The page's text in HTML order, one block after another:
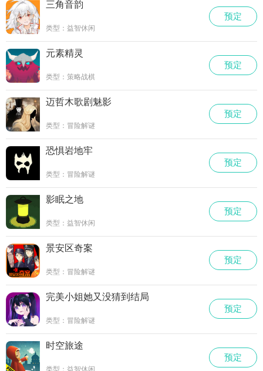
三角音韵
类型：益智休闲
预定
元素精灵
类型：策略战棋
预定
迈哲木歌剧魅影
类型：冒险解谜
预定
恐惧岩地牢
类型：冒险解谜
预定
影眠之地
类型：益智休闲
预定
景安区奇案
类型：冒险解谜
预定
完美小姐她又没猜到结局
类型：冒险解谜
预定
时空旅途
类型：益智休闲
预定